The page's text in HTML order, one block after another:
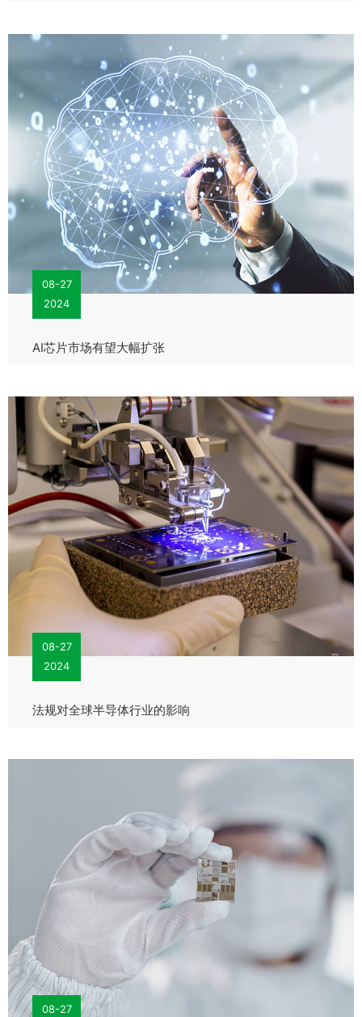
08-27
2024
AI芯片市场有望大幅扩张
08-27
2024
法规对全球半导体行业的影响
08-27